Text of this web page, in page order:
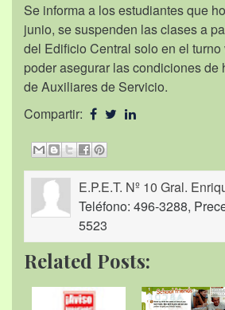
Se informa a los estudiantes que
junio, se suspenden las clases a
del Edificio Central solo en el turno
poder asegurar las condiciones de
de Auxiliares de Servicio.
Compartir:
E.P.E.T. Nº 10 Gral.
Teléfono: 496-3288,
5523
Related Posts: